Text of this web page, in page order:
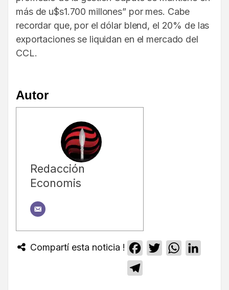
más de u$s1.700 millones” por mes. Cabe
recordar que, por el dólar blend, el 20% de las
exportaciones se liquidan en el mercado del
CCL.
Autor
Redacción
Economis
Compartí esta noticia ! Facebook
TwitterWhatsApp